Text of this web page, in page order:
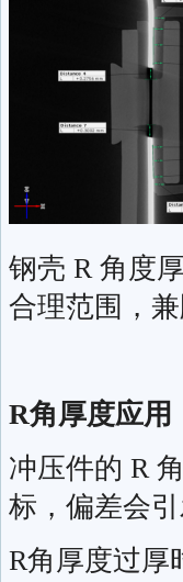
钢壳 R 角度
合理范围，
R角厚度应用
冲压件的 R
标，偏差会引
R角厚度过厚